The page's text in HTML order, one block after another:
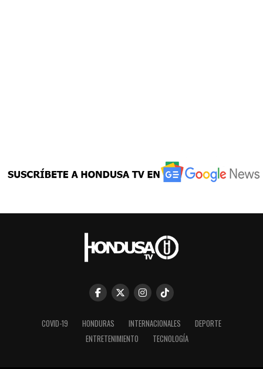
COVID-19 HONDURAS INTERNACIONALES
DEPORTE
ENTRETENIMIENTO
TECNOLOGÍA